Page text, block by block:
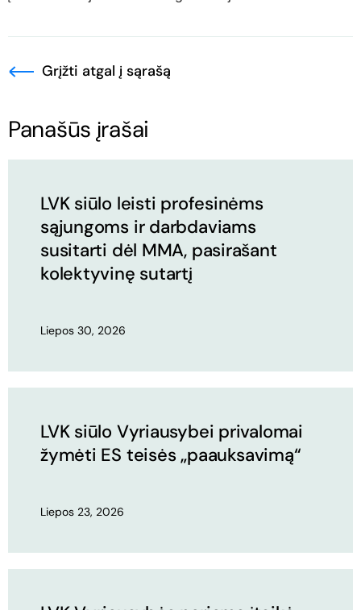
Grįžti atgal į sąrašą
Panašūs įrašai
LVK siūlo leisti profesinėms
sąjungoms ir darbdaviams
susitarti dėl MMA, pasirašant
kolektyvinę sutartį
Liepos 30, 2026
LVK siūlo Vyriausybei privalomai
žymėti ES teisės „paauksavimą“
Liepos 23, 2026